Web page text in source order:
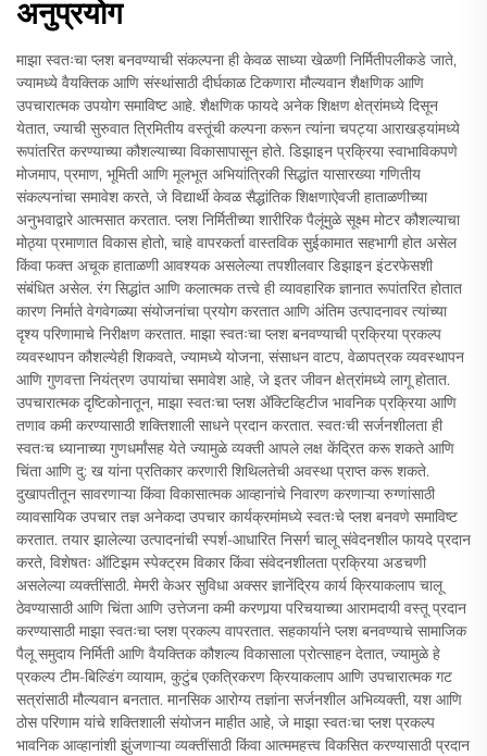
अनुप्रयोग
माझा स्वतःचा प्लश बनवण्याची संकल्पना ही केवळ साध्या खेळणी निर्मितीपलीकडे जाते,
ज्यामध्ये वैयक्तिक आणि संस्थांसाठी दीर्घकाळ टिकणारा मौल्यवान शैक्षणिक आणि
उपचारात्मक उपयोग समाविष्ट आहे. शैक्षणिक फायदे अनेक शिक्षण क्षेत्रांमध्ये दिसून
येतात, ज्याची सुरुवात त्रिमितीय वस्तूंची कल्पना करून त्यांना चपट्या आराखड्यांमध्ये
रूपांतरित करण्याच्या कौशल्याच्या विकासापासून होते. डिझाइन प्रक्रिया स्वाभाविकपणे
मोजमाप, प्रमाण, भूमिती आणि मूलभूत अभियांत्रिकी सिद्धांत यासारख्या गणितीय
संकल्पनांचा समावेश करते, जे विद्यार्थी केवळ सैद्धांतिक शिक्षणाऐवजी हाताळणीच्या
अनुभवाद्वारे आत्मसात करतात. प्लश निर्मितीच्या शारीरिक पैलूंमुळे सूक्ष्म मोटर कौशल्याचा
मोठ्या प्रमाणात विकास होतो, चाहे वापरकर्ता वास्तविक सुईकामात सहभागी होत असेल
किंवा फक्त अचूक हाताळणी आवश्यक असलेल्या तपशीलवार डिझाइन इंटरफेसशी
संबंधित असेल. रंग सिद्धांत आणि कलात्मक तत्त्वे ही व्यावहारिक ज्ञानात रूपांतरित होतात
कारण निर्माते वेगवेगळ्या संयोजनांचा प्रयोग करतात आणि अंतिम उत्पादनावर त्यांच्या
दृश्य परिणामाचे निरीक्षण करतात. माझा स्वतःचा प्लश बनवण्याची प्रक्रिया प्रकल्प
व्यवस्थापन कौशल्येही शिकवते, ज्यामध्ये योजना, संसाधन वाटप, वेळापत्रक व्यवस्थापन
आणि गुणवत्ता नियंत्रण उपायांचा समावेश आहे, जे इतर जीवन क्षेत्रांमध्ये लागू होतात.
उपचारात्मक दृष्टिकोनातून, माझा स्वतःचा प्लश अ‍ॅक्टिव्हिटीज भावनिक प्रक्रिया आणि
तणाव कमी करण्यासाठी शक्तिशाली साधने प्रदान करतात. स्वतःची सर्जनशीलता ही
स्वतःच ध्यानाच्या गुणधर्मांसह येते ज्यामुळे व्यक्ती आपले लक्ष केंद्रित करू शकते आणि
चिंता आणि दु: ख यांना प्रतिकार करणारी शिथिलतेची अवस्था प्राप्त करू शकते.
दुखापतीतून सावरणाऱ्या किंवा विकासात्मक आव्हानांचे निवारण करणाऱ्या रुग्णांसाठी
व्यावसायिक उपचार तज्ञ अनेकदा उपचार कार्यक्रमांमध्ये स्वतःचे प्लश बनवणे समाविष्ट
करतात. तयार झालेल्या उत्पादनांची स्पर्श-आधारित निसर्ग चालू संवेदनशील फायदे प्रदान
करते, विशेषतः ऑटिझम स्पेक्ट्रम विकार किंवा संवेदनशीलता प्रक्रिया अडचणी
असलेल्या व्यक्तींसाठी. मेमरी केअर सुविधा अक्सर ज्ञानेंद्रिय कार्य क्रियाकलाप चालू
ठेवण्यासाठी आणि चिंता आणि उत्तेजना कमी करणार्‍या परिचयाच्या आरामदायी वस्तू प्रदान
करण्यासाठी माझा स्वतःचा प्लश प्रकल्प वापरतात. सहकार्याने प्लश बनवण्याचे सामाजिक
पैलू समुदाय निर्मिती आणि वैयक्तिक कौशल्य विकासाला प्रोत्साहन देतात, ज्यामुळे हे
प्रकल्प टीम-बिल्डिंग व्यायाम, कुटुंब एकत्रिकरण क्रियाकलाप आणि उपचारात्मक गट
सत्रांसाठी मौल्यवान बनतात. मानसिक आरोग्य तज्ञांना सर्जनशील अभिव्यक्ती, यश आणि
ठोस परिणाम यांचे शक्तिशाली संयोजन माहीत आहे, जे माझा स्वतःचा प्लश प्रकल्प
भावनिक आव्हानांशी झुंजणाऱ्या व्यक्तींसाठी किंवा आत्ममहत्त्व विकसित करण्यासाठी प्रदान